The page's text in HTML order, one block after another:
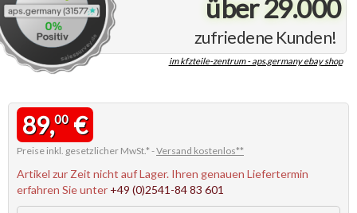
über 29.000
zufriedene Kunden!
im kfzteile-zentrum - aps.germany ebay shop
89,00€
Preise inkl. gesetzlicher MwSt.* -Versand kostenlos**
Artikel zur Zeit nicht auf Lager. Ihren genauen Liefertermin
erfahren Sie unter +49 (0)2541-84 83 601